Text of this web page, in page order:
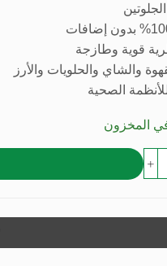
قوية وطازجة
والشاي والحلويات والأرز
الصحية
المخزون